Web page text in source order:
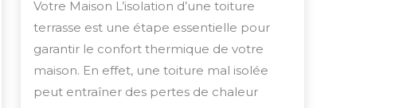
Maison
en
Isolant
Votre Maison L’isolation d’une toiture
terrasse est une étape essentielle pour
garantir le confort thermique de votre
maison. En effet, une toiture mal isolée
peut entraîner des pertes de chaleur